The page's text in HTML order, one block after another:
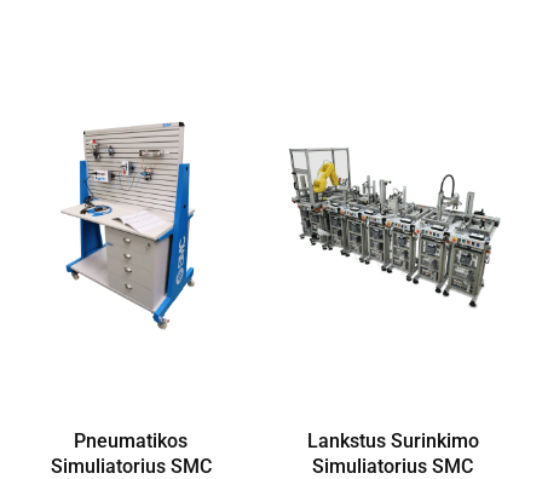
Pneumatikos
Simuliatorius SMC
Lankstus Surinkimo
Simuliatorius SMC